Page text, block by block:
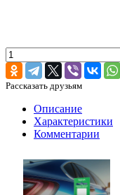
Рассказать друзьям
Описание
Характеристики
Комментарии